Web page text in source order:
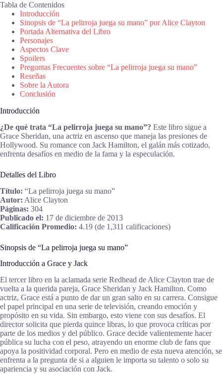
Tabla de Contenidos
Introducción
Sinopsis de “La pelirroja juega su mano” por Alice Clayton
Portada Alternativa del Libro
Personajes
Aspectos Clave
Spoilers
Preguntas Frecuentes sobre “La pelirroja juega su mano”
Reseñas
Sobre la Autora
Conclusión
Introducción
¿De qué trata “La pelirroja juega su mano”? Este libro sigue a
Grace Sheridan, una actriz en ascenso que maneja las presiones de
Hollywood. Su romance con Jack Hamilton, el galán más cotizado,
enfrenta desafíos en medio de la fama y la especulación.
Detalles del Libro
Título: “La pelirroja juega su mano”
Autor: Alice Clayton
Páginas: 304
Publicado el: 17 de diciembre de 2013
Calificación Promedio: 4.19 (de 1,311 calificaciones)
Sinopsis de “La pelirroja juega su mano”
Introducción a Grace y Jack
El tercer libro en la aclamada serie Redhead de Alice Clayton trae de
vuelta a la querida pareja, Grace Sheridan y Jack Hamilton. Como
actriz, Grace está a punto de dar un gran salto en su carrera. Consigue
el papel principal en una serie de televisión, creando emoción y
propósito en su vida. Sin embargo, esto viene con sus desafíos. El
director solicita que pierda quince libras, lo que provoca críticas por
parte de los medios y del público. Grace decide valientemente hacer
pública su lucha con el peso, atrayendo un enorme club de fans que
apoya la positividad corporal. Pero en medio de esta nueva atención, se
enfrenta a la pregunta de si a alguien le importa su talento o solo su
apariencia y su asociación con Jack.